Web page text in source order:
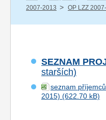
2007-2013 / OP LZZ
SEZNAM
starších)
seznam
2015)